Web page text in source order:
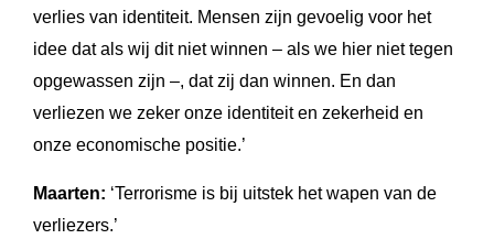
verlies van identiteit. Mensen zijn gevoelig voor het
idee dat als wij dit niet winnen – als we hier niet tegen
opgewassen zijn –, dat zij dan winnen. En dan
verliezen we zeker onze identiteit en zekerheid en
onze economische positie.’
Maarten: ‘Terrorisme is bij uitstek het wapen van de
verliezers.’